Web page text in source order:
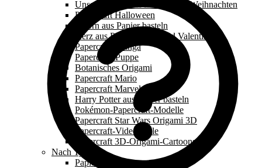
Unsere Papercraft-Modelle für Weihnachten
Papercraft Halloween
Ostern aus Papier basteln
Herz aus Papierbasteln und Valentinstag
Papercraft-Manga
Papercraft-Puppe
Botanisches Origami
Papercraft Mario
Papercraft Marvel
Harry Potter aus Papier basteln
Pokémon-Papercraft-Modelle
Papercraft Star Wars Origami 3D
Papercraft-Videospiele
Papercraft 3D-Origami-Cartoons
Nach Typ
Papiermaske